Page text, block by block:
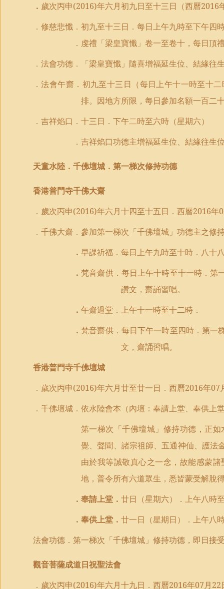
． 歲次丙申(2016)年六月初九日至十三日（西曆2016
． 修慈悲懺 ． 初九至十三日．每日上午九時至下午四
． 虔禮 「梁皇寶懺」卷一至卷十 ，每日頂
．法會功德．
「梁皇寶懺 」 隨喜增福延生位、結緣往
．法會午齋．初九至十三日（每日上午十一時至十
排。因地方所限，每日參加名額一百二
．吉祥焰口．十三日．下午二時至六時（星期六）
．吉祥焰口功德主增福延生位、結緣往
天童水陸．千佛壇城．第一梯次修持功德
香港普門寺千佛大齋
．歲次丙申(2016)年六月十四至十五日 ．西曆2016年
．千佛大齋． 參加第一梯次「千佛壇城」功德主之修
． 早課祈福．每日上午九時至十時．八十
．梵音齋供．每日上午十時至十一時．第
讚文，齋誦習唱。
． 午齋過堂．上午十一時至十二時．
．梵音齋供．每日下午一時至四時． 第一
文，齋誦習唱。
香港普門寺千佛壇城
．歲次丙申(2016)年六月廿至廿一日 ．西曆2016年07
．千佛壇城．依水陸會本 （內壇 ： 奉請上堂、奉供上
第一梯次「千佛壇城」 修持功德， 正如
覺、聲聞、諸宗祖師、五通神仙、護法
由於我等誠敬真心之一念，故能感蒙
地，普令所有六道眾生，悉皆蒙受解脫
． 奉請上堂． 廿日（星期六）． 上午八時
．奉供上堂． 廿一日（星期日 ）． 上午八
法會功德．第一梯次「千佛壇城」修持功德，即日接
觀音菩薩成道日祝聖法會
．歲次丙申(2016)年六月十九日．西曆2016年07月22